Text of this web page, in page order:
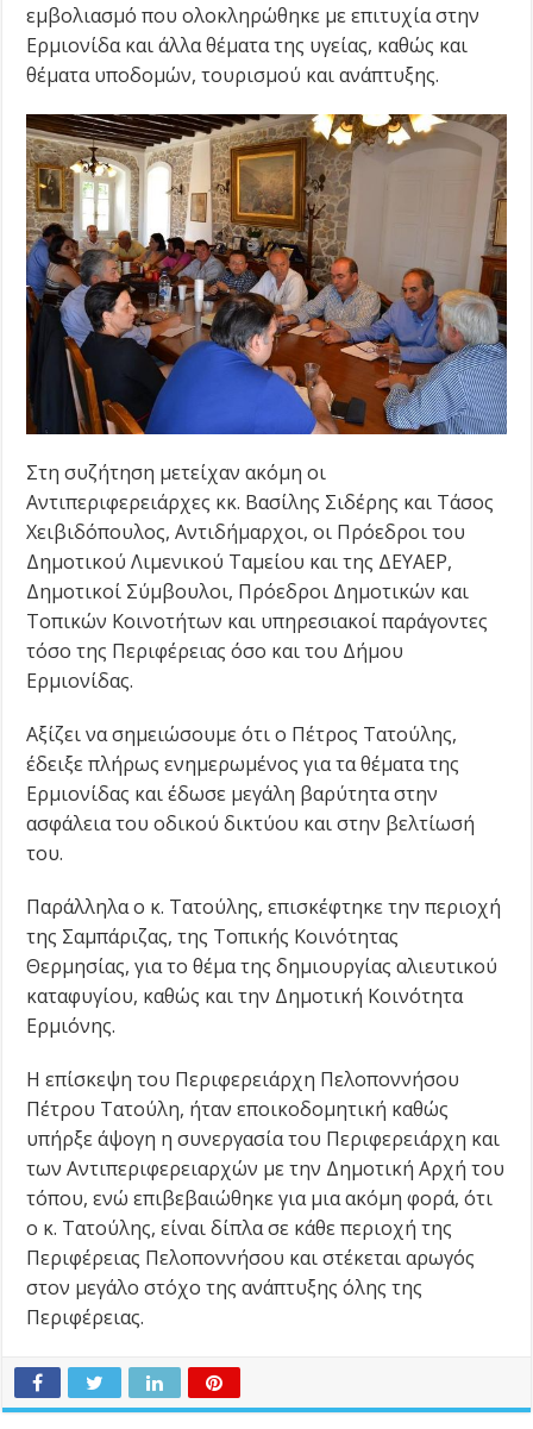
εμβολιασμό που ολοκληρώθηκε με επιτυχία στην
Ερμιονίδα και άλλα θέματα της υγείας, καθώς και
θέματα υποδομών, τουρισμού και ανάπτυξης.
Στη συζήτηση μετείχαν ακόμη οι
Αντιπεριφερειάρχες κκ. Βασίλης Σιδέρης και Τάσος
Χειβιδόπουλος, Αντιδήμαρχοι, οι Πρόεδροι του
Δημοτικού Λιμενικού Ταμείου και της ΔΕΥΑΕΡ,
Δημοτικοί Σύμβουλοι, Πρόεδροι Δημοτικών και
Τοπικών Κοινοτήτων και υπηρεσιακοί παράγοντες
τόσο της Περιφέρειας όσο και του Δήμου
Ερμιονίδας.
Αξίζει να σημειώσουμε ότι ο Πέτρος Τατούλης,
έδειξε πλήρως ενημερωμένος για τα θέματα της
Ερμιονίδας και έδωσε μεγάλη βαρύτητα στην
ασφάλεια του οδικού δικτύου και στην βελτίωσή
του.
Παράλληλα ο κ. Τατούλης, επισκέφτηκε την περιοχή
της Σαμπάριζας, της Τοπικής Κοινότητας
Θερμησίας, για το θέμα της δημιουργίας αλιευτικού
καταφυγίου, καθώς και την Δημοτική Κοινότητα
Ερμιόνης.
Η επίσκεψη του Περιφερειάρχη Πελοποννήσου
Πέτρου Τατούλη, ήταν εποικοδομητική καθώς
υπήρξε άψογη η συνεργασία του Περιφερειάρχη και
των Αντιπεριφερειαρχών με την Δημοτική Αρχή του
τόπου, ενώ επιβεβαιώθηκε για μια ακόμη φορά, ότι
ο κ. Τατούλης, είναι δίπλα σε κάθε περιοχή της
Περιφέρειας Πελοποννήσου και στέκεται αρωγός
στον μεγάλο στόχο της ανάπτυξης όλης της
Περιφέρειας.